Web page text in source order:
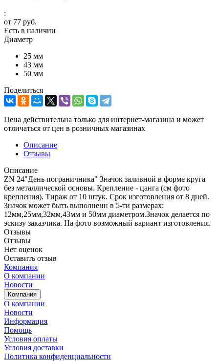
:
от 77 руб.
Есть в наличии
Диаметр
25 мм
43 мм
50 мм
Поделиться
Цена действительна только для интернет-магазина и может
отличаться от цен в розничных магазинах
Описание
Отзывы
Описание
ZN 24"День пограничника" Значок заливной в форме круга
без металлической основы. Крепление - цанга (см фото
крепления). Тираж от 10 штук. Срок изготовления от 8 дней.
Значок может быть выполненн в 5-ти размерах:
12мм,25мм,32мм,43мм и 50мм диаметром.Значок делается по
эскизу заказчика. На фото возможный вариант изготовления.
Отзывы
Отзывы
Нет оценок
Оставить отзыв
Компания
О компании
Новости
Компания
О компании
Новости
Информация
Помощь
Условия оплаты
Условия доставки
Политика конфиденциальности